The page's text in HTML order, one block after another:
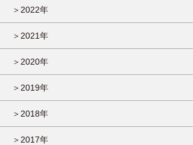
＞2022年
＞2021年
＞2020年
＞2019年
＞2018年
＞2017年